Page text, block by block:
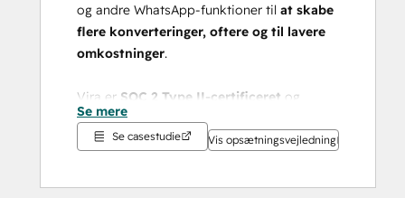
og andre WhatsApp-funktioner til at skabe
flere konverteringer, oftere og til lavere
omkostninger.
Vira er SOC 2 Type II-certificeret
overholder GDPR. Det er den
WhatsApp-løsning, der er udviklet
Se mere
Se casestudie Vis opsætningsvejledning